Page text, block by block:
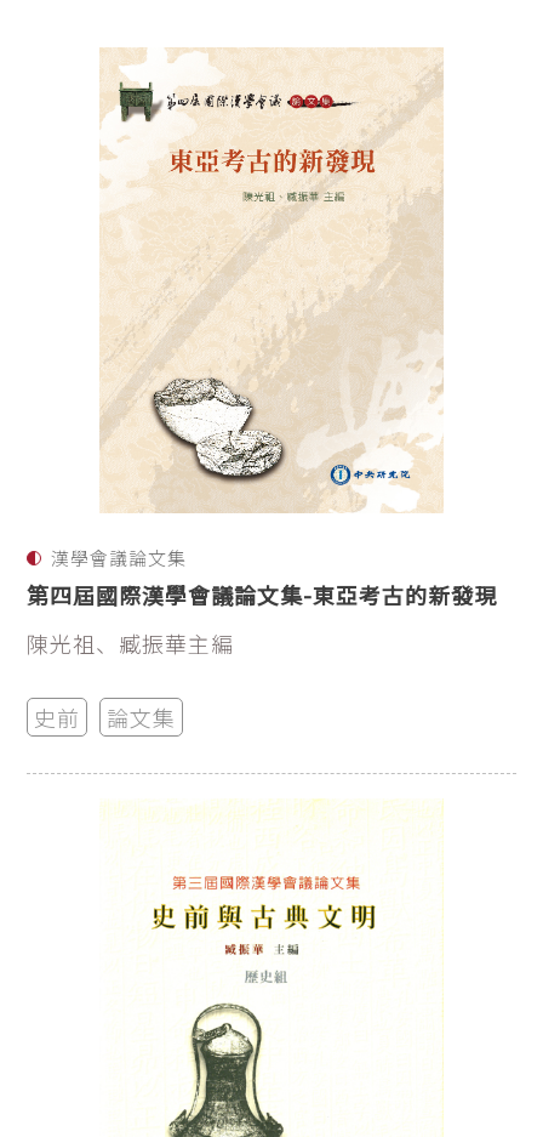
漢學會議論文集
第四屆國際漢學會議論文集-東亞考古的新發現
陳光祖、臧振華主編
史前 論文集